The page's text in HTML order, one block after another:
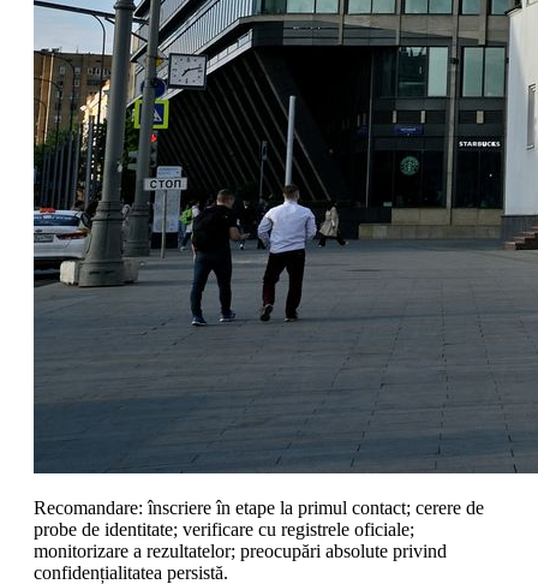
Recomandare: înscriere în etape la primul contact; cerere de
probe de identitate; verificare cu registrele oficiale;
monitorizare a rezultatelor; preocupări absolute privind
confidențialitatea persistă.